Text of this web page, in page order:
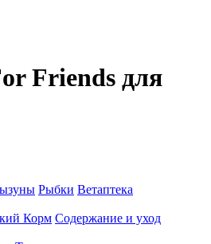
Friends для
Рыбки Ветаптека
Корм Содержание и уход